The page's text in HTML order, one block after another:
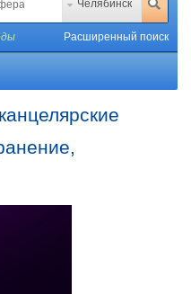
Челябинск
Расширенный поиск